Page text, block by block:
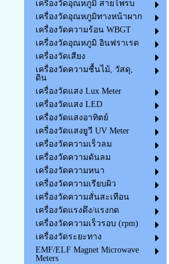
เครื่องวัดอุณหภูมิ สายโพรบ
เครื่องวัดอุณหภูมิทางหน้าผาก
เครื่องวัดความร้อน WBGT
เครื่องวัดอุณหภูมิ อินฟราเรด
เครื่องวัดเสียง
เครื่องวัดความชื้นไม้, วัสดุ,
ดิน
เครื่องวัดแสง Lux Meter
เครื่องวัดแสง LED
เครื่องวัดแสงอาทิตย์
เครื่องวัดแสงยูวี UV Meter
เครื่องวัดความเร็วลม
เครื่องวัดความดันลม
เครื่องวัดความหนา
เครื่องวัดความเรียบผิว
เครื่องวัดความสั่นสะเทือน
เครื่องวัดแรงดึง/แรงกด
เครื่องวัดความเร็วรอบ (rpm)
เครื่องวัดระยะทาง
EMF/ELF Magnet Microwave
Meters